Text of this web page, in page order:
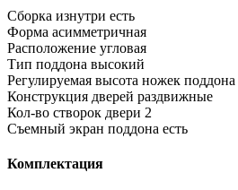
Сборка изнутри есть
Форма асимметричная
Расположение угловая
Тип поддона высокий
Регулируемая высота ножек поддона
Конструкция дверей раздвижные
Кол-во створок двери 2
Съемный экран поддона есть
Комплектация